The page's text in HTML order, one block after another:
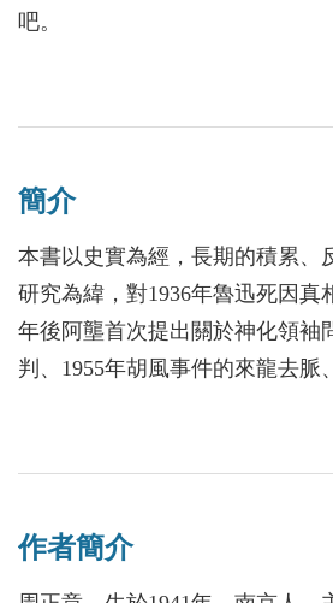
吧。
直到這回看到他為這部書稿寫的
休之年，二是純為個人志趣，依
理的種種限制；而可以一逞思想
選擇的方向，研究我所願研究的
求真理，把研究成果寫出來，不
不求在什麼規定的「權威刊物」
東方不亮西方亮，庶可免於「削
由韁，相反，我看到周正章先生
符合他學醫出身的職業道德，他
簡介
本書以史實為經，長期的積累、
研究為緯，對1936年魯迅死因真
年後阿壟首次提出關於神化領袖
判、1955年胡風事件的來龍去脈
木關於人道主義與異化論爭的前
術空白，贏得了廣泛認同，產生
由於作者善於運用史料，重於邏
說，在爭嗚中擅長駁論，確立新
作者簡介